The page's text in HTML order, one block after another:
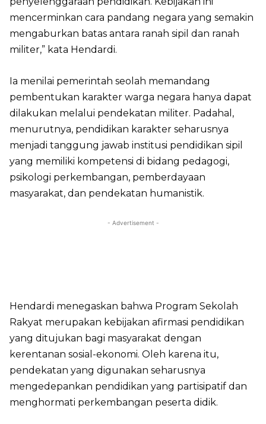
mencerminkan cara pandang negara yang semakin
mengaburkan batas antara ranah sipil dan ranah
militer,” kata Hendardi.
Ia menilai pemerintah seolah memandang
pembentukan karakter warga negara hanya dapat
dilakukan melalui pendekatan militer. Padahal,
menurutnya, pendidikan karakter seharusnya
menjadi tanggung jawab institusi pendidikan sipil
yang memiliki kompetensi di bidang pedagogi,
psikologi perkembangan, pemberdayaan
masyarakat, dan pendekatan humanistik.
- Advertisement -
Hendardi menegaskan bahwa Program Sekolah
Rakyat merupakan kebijakan afirmasi pendidikan
yang ditujukan bagi masyarakat dengan
kerentanan sosial-ekonomi. Oleh karena itu,
pendekatan yang digunakan seharusnya
mengedepankan pendidikan yang partisipatif dan
menghormati perkembangan peserta didik.